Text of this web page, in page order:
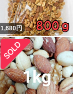
1,680円